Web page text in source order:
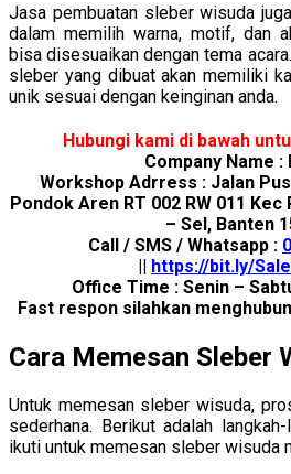
Jasa pembuatan sleber wisuda
dalam memilih warna, motif, dan
bisa disesuaikan dengan tema
sleber yang dibuat akan memiliki
unik sesuai dengan keinginan anda.
Hubungi kami di bawah
Company Name :
Workshop Adrress : Jalan
Pondok Aren RT 002 RW 011
– Sel, Banten
Call / SMS / Whatsapp :
|| https://bit.ly/
Office Time : Senin –
Fast respon silahkan
Cara Memesan Sleber
Untuk memesan sleber wisuda,
sederhana. Berikut adalah
ikuti untuk memesan sleber wisuda